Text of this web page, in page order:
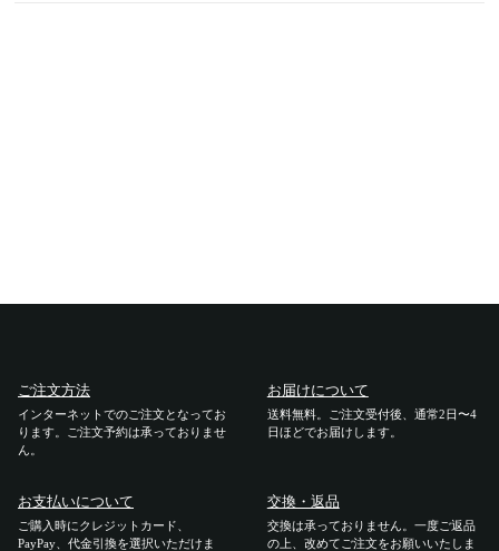
ご注文方法
お支払いについて
修理 ・保証
ご注文方法
インターネットでのご注文となってお
ります。ご注文予約は承っておりませ
ん。
お届けについて
送料無料。ご注文受付後、通常2日〜4
日ほどでお届けします。
お支払いについて
ご購入時にクレジットカード、
PayPay、代金引換を選択いただけま
交換・返品
交換は承っておりません。一度ご返品
の上、改めてご注文をお願いいたしま